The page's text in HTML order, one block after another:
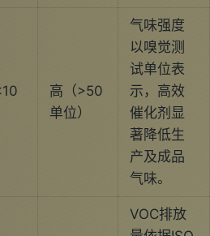
高（>50
单位）
气味强度
以嗅觉测
试单位表
示，高效
催化剂显
著降低生
产及成品
气味。
VOC排放